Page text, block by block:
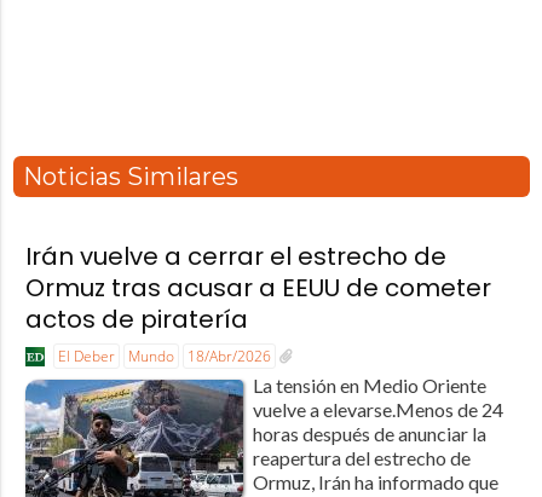
Noticias Similares
Irán vuelve a cerrar el estrecho de
Ormuz tras acusar a EEUU de cometer
actos de piratería
El Deber Mundo 18/Abr/2026
La tensión en Medio Oriente
vuelve a elevarse.Menos de 24
horas después de anunciar la
reapertura del estrecho de
Ormuz, Irán ha informado que